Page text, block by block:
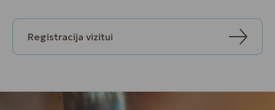
Registracija vizitui